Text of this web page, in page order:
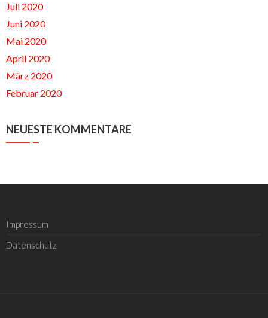
Juli 2020
Juni 2020
Mai 2020
April 2020
März 2020
Februar 2020
NEUESTE KOMMENTARE
Impressum
Datenschutz